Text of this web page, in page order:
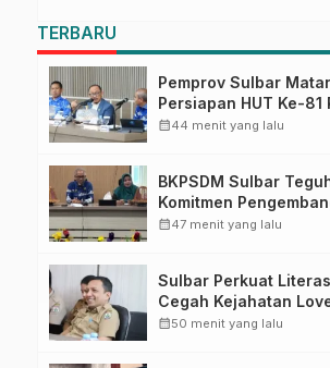
TERBARU
Pemprov Sulbar
Persiapan HUT Ke-81
Upacara di Lapangan
calendar_month44 menit yang lalu
BKPSDM Sulbar
Komitmen
Kompetensi ASN
calendar_month47 menit yang lalu
Sulbar Perkuat
Cegah Kejahatan
calendar_month50 menit yang lalu